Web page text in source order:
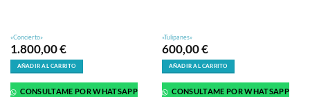
«Concierto»
1.800,00€
AÑADIR AL CARRITO
CONSULTAME POR WHATSAPP
«Tulipanes»
600,00€
AÑADIR AL CARRITO
CONSULTAME POR WHATSAPP